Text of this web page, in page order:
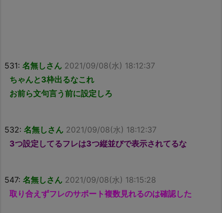
531: 名無しさん 2021/09/08(水) 18:12:37
ちゃんと3枠出るなこれ
お前ら文句言う前に設定しろ
532: 名無しさん 2021/09/08(水) 18:12:37
3つ設定してるフレは3つ縦並びで表示されてるな
547: 名無しさん 2021/09/08(水) 18:15:28
取り合えずフレのサポート複数見れるのは確認した